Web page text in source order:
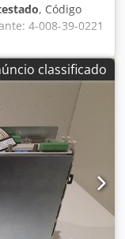
, Código
4-008-39-0221
testado - Se
de revisão,
Amgekr
classificado